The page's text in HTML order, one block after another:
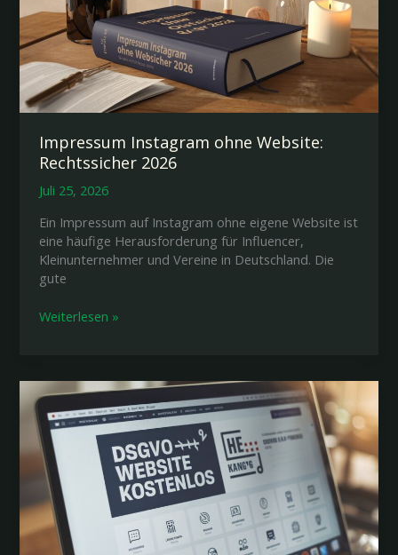
Impressum Instagram ohne Website:
Rechtssicher 2026
Juli 25, 2026
Ein Impressum auf Instagram ohne eigene Website ist
eine häufige Herausforderung für Influencer,
Kleinunternehmer und Vereine in Deutschland. Die
gute
Impressum
Rechtssicher
2026
Weiterlesen »